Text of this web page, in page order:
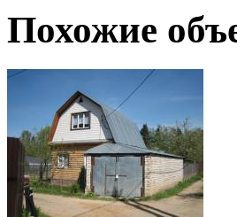
Похожие